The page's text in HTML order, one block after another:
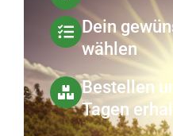
Dein
wählen
Bestellen
Tagen